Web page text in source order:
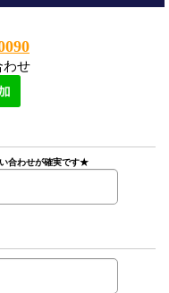
わせ
合わせが確実です★